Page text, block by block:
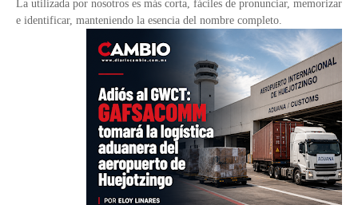
La utilizada por nosotros es más corta, fáciles de pronunciar, memorizar
e identificar, manteniendo la esencia del nombre completo.